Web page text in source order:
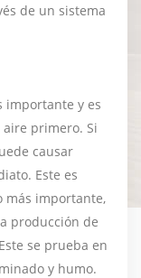
de un sistema
importante y es
primero. Si
causar
Este es
más importante,
producción de
se prueba en
y humo.